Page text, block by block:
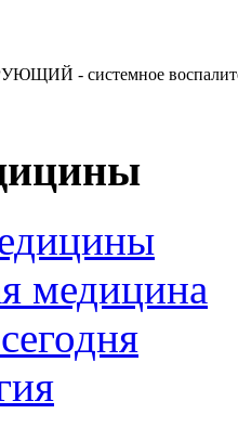
- системное
медицина